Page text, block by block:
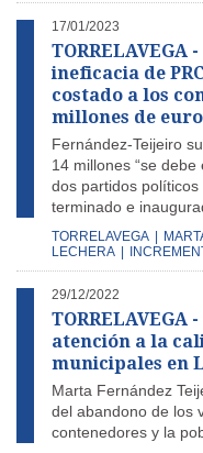
17/01/2023
TORRELAVEGA
ineficacia de
costado a los
millones de
Fernández-Teijeiro
14 millones “se
dos partidos
terminado e
TORRELAVEGA
LECHERA
29/12/2022
TORRELAVEGA
atención a la
municipales en
Marta Fernández
del abandono de los
contenedores y la